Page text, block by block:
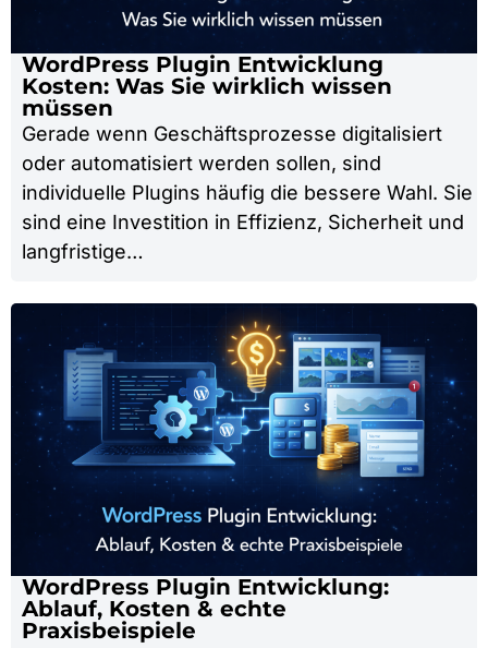
WordPress Plugin Entwicklung
Kosten: Was Sie wirklich wissen
müssen
Gerade wenn Geschäftsprozesse digitalisiert
oder automatisiert werden sollen, sind
individuelle Plugins häufig die bessere Wahl. Sie
sind eine Investition in Effizienz, Sicherheit und
langfristige…
WordPress Plugin Entwicklung:
Ablauf, Kosten & echte
Praxisbeispiele